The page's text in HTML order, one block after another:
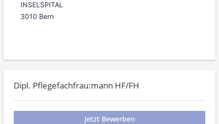
INSELSPITAL
3010 Bern
Dipl. Pflegefachfrau:mann HF/FH
Jetzt Bewerben